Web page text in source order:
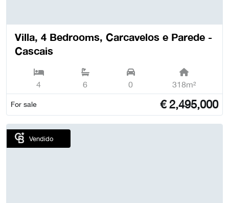
Villa, 4 Bedrooms, Carcavelos e Parede -
Cascais
4 6 0 318m²
For sale €2,495,000
Vendido